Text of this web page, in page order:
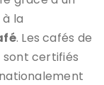
la
. Les cafés de
sont certifiés